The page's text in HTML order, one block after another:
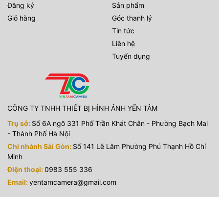
Đăng ký
Giỏ hàng
Sản phẩm
Góc thanh lý
Tin tức
Liên hệ
Tuyển dụng
CÔNG TY TNHH THIẾT BỊ HÌNH ẢNH YẾN TÂM
Trụ sở: Số 6A ngõ 331 Phố Trần Khát Chân - Phường Bạch Mai
- Thành Phố Hà Nội
Chi nhánh Sài Gòn: Số 141 Lê Lâm Phường Phú Thạnh Hồ Chí
Minh
Điện thoại:0983 555 336
Email:yentamcamera@gmail.com